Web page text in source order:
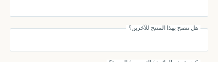
هل تنصح بهذا المنتج للآخرين؟